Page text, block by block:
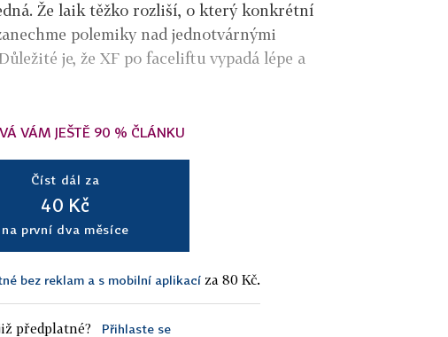
Že laik těžko rozliší, o který konkrétní
polemiky nad jednotvárnými
je, že XF po faceliftu vypadá lépe a
VÁM JEŠTĚ 90 % ČLÁNKU
Číst dál za
40 Kč
na první dva měsíce
bez reklam a s mobilní aplikací za 80 Kč.
předplatné? Přihlaste se